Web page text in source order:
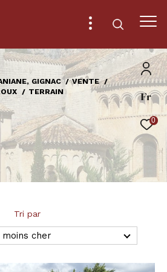
Fr
0
GIGNAC
VENTE
TERRAIN
Tri par
moins cher
recherche
qui correspond à vos